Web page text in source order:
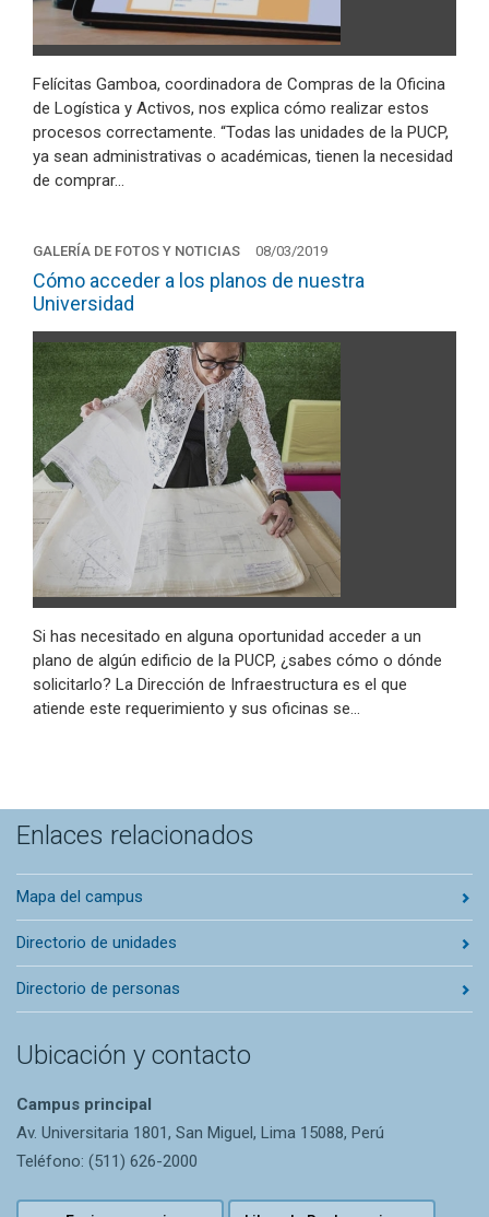
Felícitas Gamboa, coordinadora de Compras de la Oficina
de Logística y Activos, nos explica cómo realizar estos
procesos correctamente. “Todas las unidades de la PUCP,
ya sean administrativas o académicas, tienen la necesidad
de comprar…
GALERÍA DE FOTOS Y NOTICIAS 08/03/2019
Cómo acceder a los planos de nuestra
Universidad
Si has necesitado en alguna oportunidad acceder a un
plano de algún edificio de la PUCP, ¿sabes cómo o dónde
solicitarlo? La Dirección de Infraestructura es el que
atiende este requerimiento y sus oficinas se…
Enlaces relacionados
Mapa del campus
Directorio de unidades
Directorio de personas
Ubicación y contacto
Campus principal
Av. Universitaria 1801, San Miguel, Lima 15088, Perú
Teléfono: (511) 626-2000